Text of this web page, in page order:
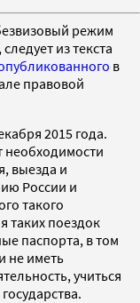
режим
из текста
в
правовой
2015 года.
необходимости
выезда и
России и
такого
таких поездок
паспорта, в том
не иметь
учиться